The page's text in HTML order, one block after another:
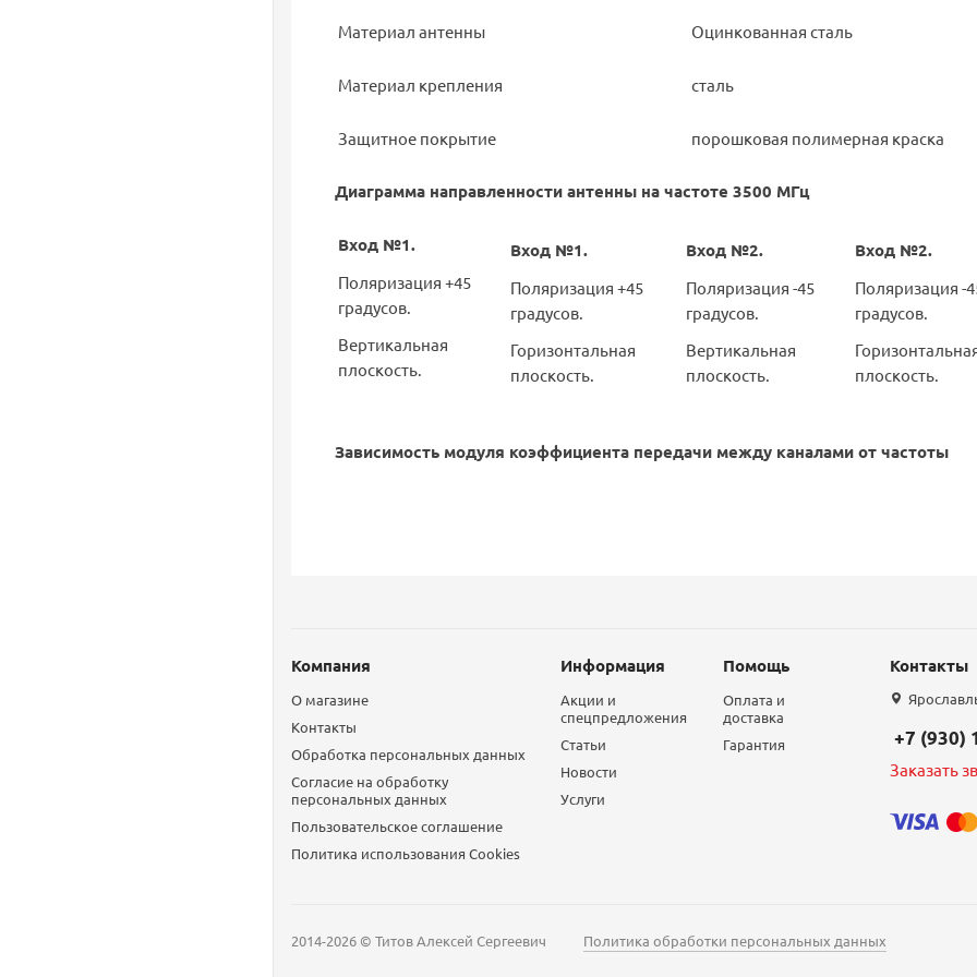
Материал антенны Оцинкованная сталь
Материал крепления сталь
Защитное покрытие порошковая полимерная краска
Диаграмма направленности антенны на частоте 3500 МГц
Вход №1.
Поляризация +45
градусов.
Вертикальная
плоскость.
Вход №1.
Поляризация +45
градусов.
Горизонтальная
плоскость.
Вход №2.
Поляризация -45
градусов.
Вертикальная
плоскость.
Вход №2.
Поляризация -
градусов.
плоскость.
Зависимость модуля коэффициента передачи между каналами от частоты
Компания
О магазине
Контакты
Обработка персональных данных
Согласие на обработку
персональных данных
Пользовательское соглашение
Политика использования Сookies
Информация
Акции и
спецпредложения
Статьи
Новости
Услуги
Помощь
Оплата и
доставка
Гарантия
Контакты
+7 (930)
Заказать
2014-2026 © Титов Алексей Сергеевич Политика обработки персональных данных